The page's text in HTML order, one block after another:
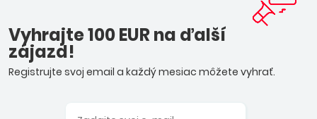
Vyhrajte 100 EUR na ďalší
zájazd!
Registrujte svoj email a každý mesiac môžete vyhrať.